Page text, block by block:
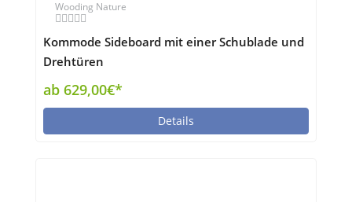
Wooding Nature
Kommode Sideboard mit einer Schublade und
Drehtüren
ab 629,00€*
Details